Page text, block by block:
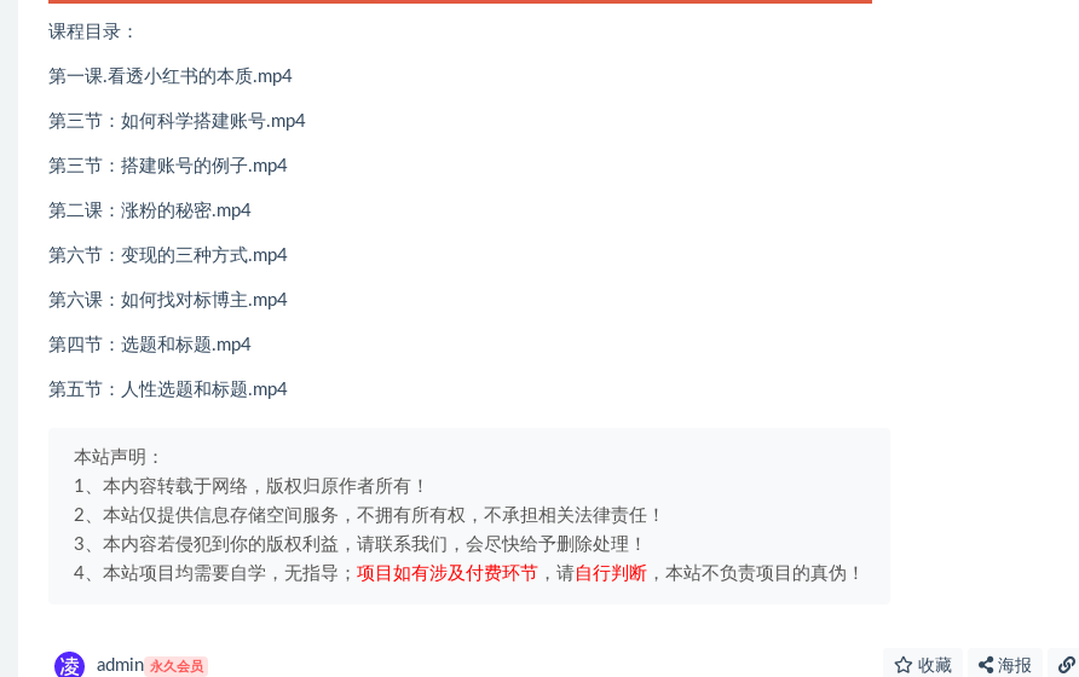
课程目录：
第一课.看透小红书的本质.mp4
第三节：如何科学搭建账号.mp4
第三节：搭建账号的例子.mp4
第二课：涨粉的秘密.mp4
第六节：变现的三种方式.mp4
第六课：如何找对标博主.mp4
第四节：选题和标题.mp4
第五节：人性选题和标题.mp4
本站声明：
1、本内容转载于网络，版权归原作者所有！
2、本站仅提供信息存储空间服务，不拥有所有权，不承担相关法律责任！
3、本内容若侵犯到你的版权利益，请联系我们，会尽快给予删除处理！
4、本站项目均需要自学，无指导； 项目如有涉及付费环节 ，请自行判断 ，本站不负责项目的真伪！
admin 永久会员 收藏 海报